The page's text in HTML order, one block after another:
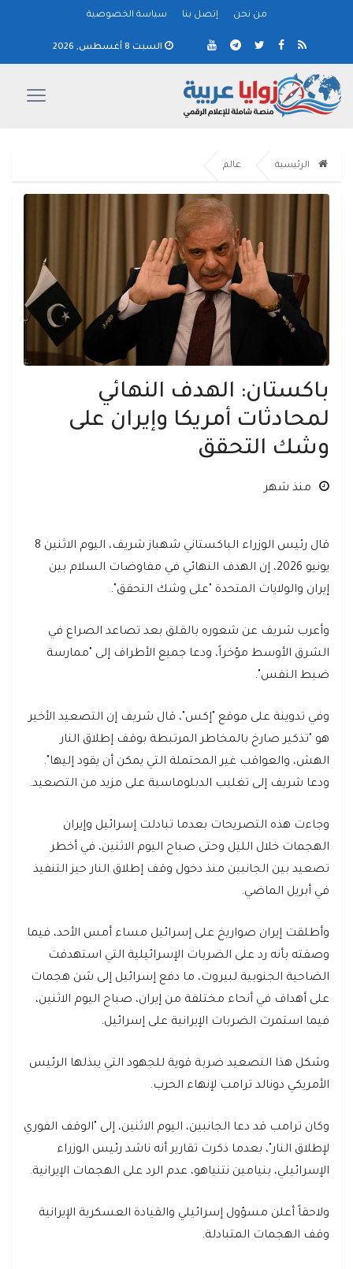
من نحن إتصل بنا سياسة الخصوصية
السبت 8 أغسطس, 2026
الرئيسية عالم
باكستان: الهدف النهائي
لمحادثات أمريكا وإيران على
وشك التحقق
منذ شهر
قال رئيس الوزراء الباكستاني شهباز شريف، اليوم الاثنين 8
يونيو 2026، إن الهدف النهائي في مفاوضات السلام بين
إيران والولايات المتحدة "على وشك التحقق".
وأعرب شريف عن شعوره بالقلق بعد تصاعد الصراع في
الشرق الأوسط مؤخراً، ودعا جميع الأطراف إلى "ممارسة
ضبط النفس".
وفي تدوينة على موقع "إكس"، قال شريف إن التصعيد الأخير
هو "تذكير صارخ بالمخاطر المرتبطة بوقف إطلاق النار
الهش، والعواقب غير المحتملة التي يمكن أن يقود إليها".
ودعا شريف إلى تغليب الدبلوماسية على مزيد من التصعيد.
وجاءت هذه التصريحات بعدما تبادلت إسرائيل وإيران
الهجمات خلال الليل وحتى صباح اليوم الاثنين، في أخطر
تصعيد بين الجانبين منذ دخول وقف إطلاق النار حيز التنفيذ
في أبريل الماضي.
وأطلقت إيران صواريخ على إسرائيل مساء أمس الأحد، فيما
وصفته بأنه رد على الضربات الإسرائيلية التي استهدفت
الضاحية الجنوبية لبيروت، ما دفع إسرائيل إلى شن هجمات
على أهداف في أنحاء مختلفة من إيران، صباح اليوم الاثنين،
فيما استمرت الضربات الإيرانية على إسرائيل.
وشكل هذا التصعيد ضربة قوية للجهود التي يبذلها الرئيس
الأمريكي دونالد ترامب لإنهاء الحرب.
وكان ترامب قد دعا الجانبين، اليوم الاثنين، إلى "الوقف الفوري
لإطلاق النار"، بعدما ذكرت تقارير أنه ناشد رئيس الوزراء
الإسرائيلي، بنيامين نتنياهو، عدم الرد على الهجمات الإيرانية.
ولاحقاً أعلن مسؤول إسرائيلي والقيادة العسكرية الإيرانية
وقف الهجمات المتبادلة.